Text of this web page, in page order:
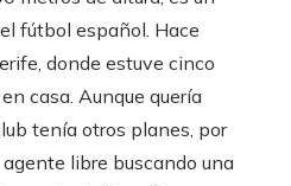
fútbol español. Hace
donde estuve cinco
casa. Aunque quería
tenía otros planes, por
libre buscando una